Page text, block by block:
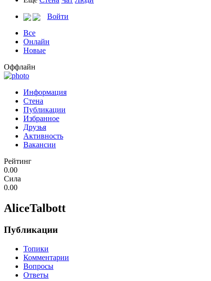
Войти
Все
Онлайн
Новые
Оффлайн
Информация
Стена
Публикации
Избранное
Друзья
Активность
Вакансии
Рейтинг
0.00
Сила
0.00
AliceTalbott
Публикации
Топики
Комментарии
Вопросы
Ответы